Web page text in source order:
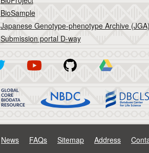
BioSample
Japanese Genotype-phenotype Archive
Submission portal D-way
News FAQs Sitemap Address